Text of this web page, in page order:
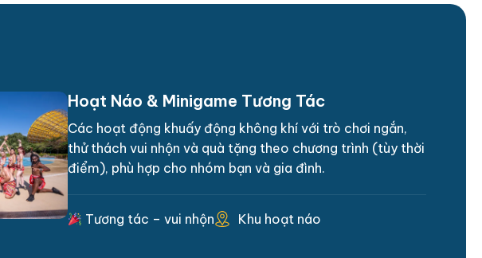
Hoạt Náo & Minigame Tương Tác
Các hoạt động khuấy động không khí với trò chơi ngắn,
thử thách vui nhộn và quà tặng theo chương trình (tùy thời
điểm), phù hợp cho nhóm bạn và gia đình.
Tương tác – vui nhộn Khu hoạt náo